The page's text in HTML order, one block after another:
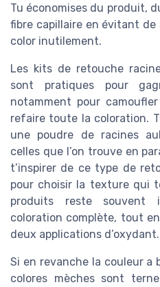
Tu économises du produit,
fibre capillaire en évitant de
color inutilement.
Les kits de retouche
sont pratiques pour
notamment pour
refaire toute la coloration.
une poudre de racines
celles que l’on trouve en
t’inspirer de ce type de
pour choisir la texture qui
produits reste souvent
coloration complète, tout
deux applications d’oxydant.
Si en revanche la couleur a
colores mèches sont